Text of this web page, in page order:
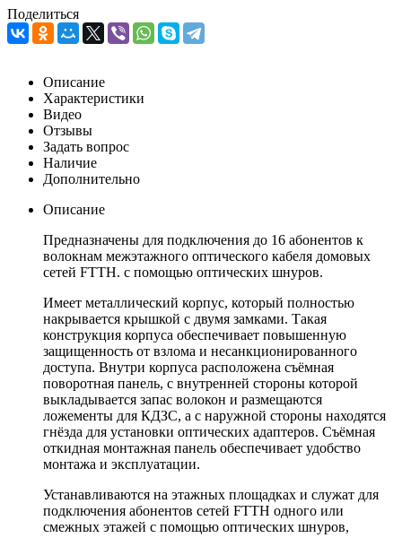
Поделиться
Описание
Характеристики
Видео
Отзывы
Задать вопрос
Наличие
Дополнительно
Описание
Предназначены для подключения до 16 абонентов к
волокнам межэтажного оптического кабеля домовых
сетей FTTH. с помощью оптических шнуров.
Имеет металлический корпус, который полностью
накрывается крышкой с двумя замками. Такая
конструкция корпуса обеспечивает повышенную
защищенность от взлома и несанкционированного
доступа. Внутри корпуса расположена съёмная
поворотная панель, с внутренней стороны которой
выкладывается запас волокон и размещаются
ложементы для КДЗС, а с наружной стороны находятся
гнёзда для установки оптических адаптеров. Съёмная
откидная монтажная панель обеспечивает удобство
монтажа и эксплуатации.
Устанавливаются на этажных площадках и служат для
подключения абонентов сетей FTTH одного или
смежных этажей с помощью оптических шнуров,